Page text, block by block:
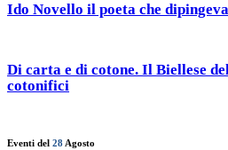
Ido Novello il poeta che dipingeva
Di carta e di cotone. Il Biellese
cotonifici
Eventi del 28 Agosto